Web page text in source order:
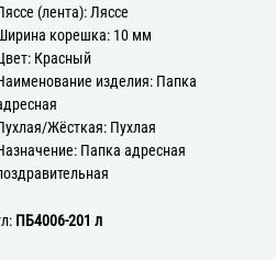
(лента): Ляссе
корешка: 10 мм
Красный
изделия: Папка
Жёсткая: Пухлая
Папка адресная
ПБ4006-201 л